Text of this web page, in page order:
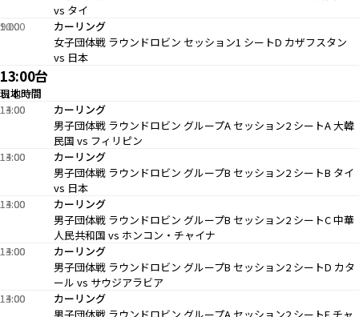
vs タイ
9:00
10:00
カーリング
女子団体戦 ラウンドロビン セッション1 シートD カザフスタン
vs 日本
13:00台
現地時間
日本時間
13:00
14:00
カーリング
男子団体戦 ラウンドロビン グループA セッション2 シートA 大韓
民国 vs フィリピン
13:00
14:00
カーリング
男子団体戦 ラウンドロビン グループB セッション2 シートB タイ
vs 日本
13:00
14:00
カーリング
男子団体戦 ラウンドロビン グループB セッション2 シートC 中華
人民共和国 vs ホンコン・チャイナ
13:00
14:00
カーリング
男子団体戦 ラウンドロビン グループB セッション2 シートD カタ
ール vs サウジアラビア
13:00
14:00
カーリング